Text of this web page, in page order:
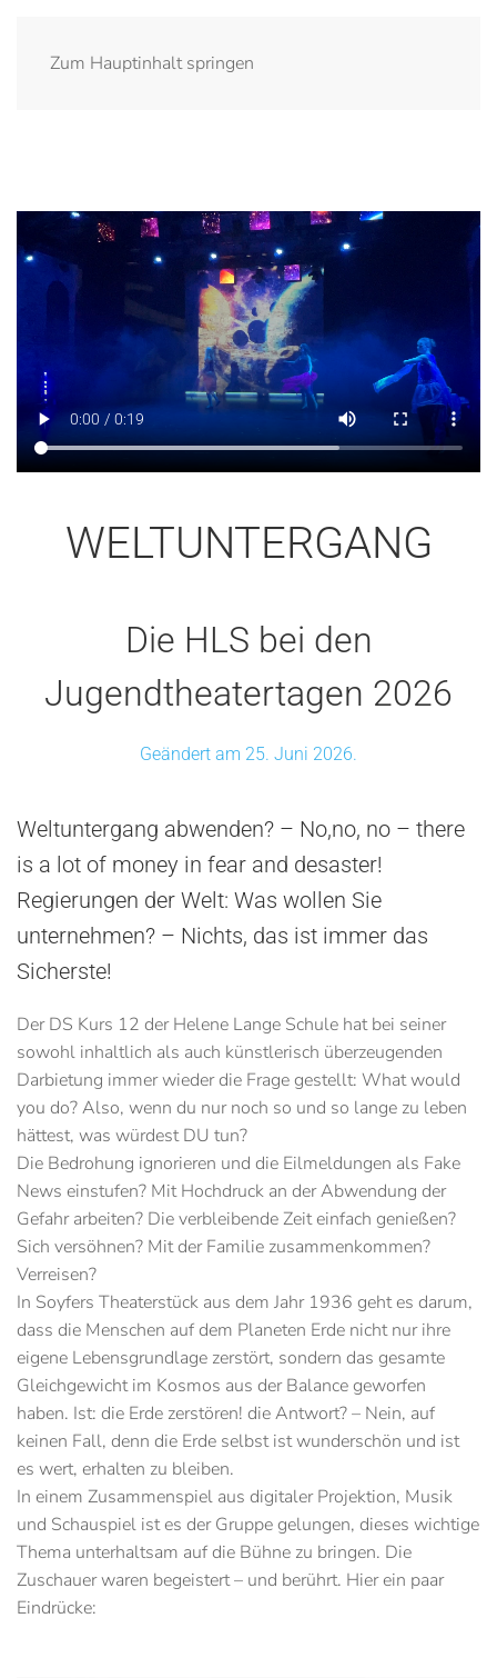
Zum Hauptinhalt springen
WELTUNTERGANG
Die HLS bei den
Jugendtheatertagen 2026
Geändert am 25. Juni 2026.
Weltuntergang abwenden? – No,no, no – there
is a lot of money in fear and desaster!
Regierungen der Welt: Was wollen Sie
unternehmen? – Nichts, das ist immer das
Sicherste!
Der DS Kurs 12 der Helene Lange Schule hat bei seiner
sowohl inhaltlich als auch künstlerisch überzeugenden
Darbietung immer wieder die Frage gestellt: What would
you do? Also, wenn du nur noch so und so lange zu leben
hättest, was würdest DU tun?
Die Bedrohung ignorieren und die Eilmeldungen als Fake
News einstufen? Mit Hochdruck an der Abwendung der
Gefahr arbeiten? Die verbleibende Zeit einfach genießen?
Sich versöhnen? Mit der Familie zusammenkommen?
Verreisen?
In Soyfers Theaterstück aus dem Jahr 1936 geht es darum,
dass die Menschen auf dem Planeten Erde nicht nur ihre
eigene Lebensgrundlage zerstört, sondern das gesamte
Gleichgewicht im Kosmos aus der Balance geworfen
haben. Ist: die Erde zerstören! die Antwort? – Nein, auf
keinen Fall, denn die Erde selbst ist wunderschön und ist
es wert, erhalten zu bleiben.
In einem Zusammenspiel aus digitaler Projektion, Musik
und Schauspiel ist es der Gruppe gelungen, dieses wichtige
Thema unterhaltsam auf die Bühne zu bringen. Die
Zuschauer waren begeistert – und berührt. Hier ein paar
Eindrücke: